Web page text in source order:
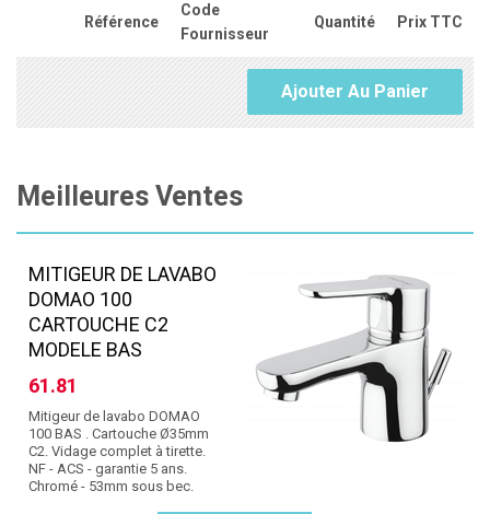
Référence
Code
Fournisseur
Quantité Prix TTC
Ajouter Au Panier
Meilleures Ventes
MITIGEUR DE LAVABO
DOMAO 100
CARTOUCHE C2
MODELE BAS
61.81
Mitigeur de lavabo DOMAO
100 BAS . Cartouche Ø35mm
C2. Vidage complet à tirette.
NF - ACS - garantie 5 ans.
Chromé - 53mm sous bec.